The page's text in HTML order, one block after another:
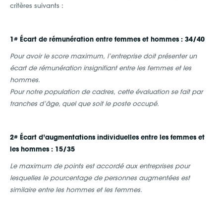
critères suivants :
1# Écart de rémunération entre femmes et hommes : 34/40
Pour avoir le score maximum, l’entreprise doit présenter un
écart de rémunération insignifiant entre les femmes et les
hommes.
Pour notre population de cadres, cette évaluation se fait par
tranches d’âge, quel que soit le poste occupé.
2# Écart d’augmentations individuelles entre les femmes et
les hommes : 15/35
Le maximum de points est accordé aux entreprises pour
lesquelles le pourcentage de personnes augmentées est
similaire entre les hommes et les femmes.